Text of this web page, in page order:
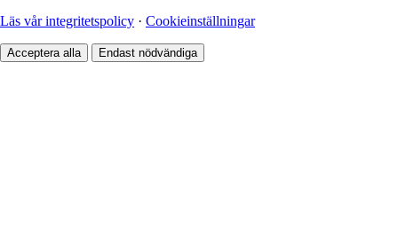
Läs vår integritetspolicy · Cookieinställningar
Acceptera alla Endast nödvändiga